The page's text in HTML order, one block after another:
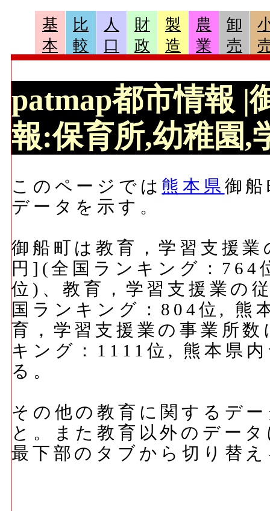
基
本
比
較
人
口
財
政
製
造
農
業
卸
売
patmap都市情報 |
報:保育所,幼稚園,
このページでは 熊本県 御
データを示す。
御船町は教育，学習支援
円](全国ランキング：764
位)、教育，学習支援業の
国ランキング：804位, 熊
育，学習支援業の事業所
キング：1111位, 熊本県
る。
その他の教育に関するデ
と。また教育以外のデー
最下部のタブから切り替